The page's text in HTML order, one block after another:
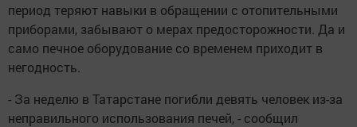
период теряют навыки в обращении с отопительными
приборами, забывают о мерах предосторожности. Да и
само печное оборудование со временем приходит в
негодность.
- За неделю в Татарстане погибли девять человек из-за
неправильного использования печей, - сообщил